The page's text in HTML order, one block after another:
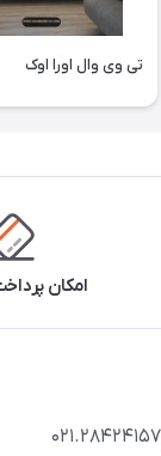
تی وی وال اورا اوک
امکان